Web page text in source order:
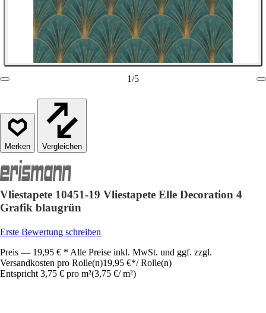
1/5
Vergleichen
Vliestapete 10451-19 Vliestapete Elle Decoration 4
Grafik blaugrün
Erste Bewertung schreiben
Preis — 19,95 € * Alle Preise inkl. MwSt. und ggf. zzgl.
Versandkosten pro Rolle(n)19,95 €*/ Rolle(n)
Entspricht 3,75 € pro m²(3,75 €/ m²)